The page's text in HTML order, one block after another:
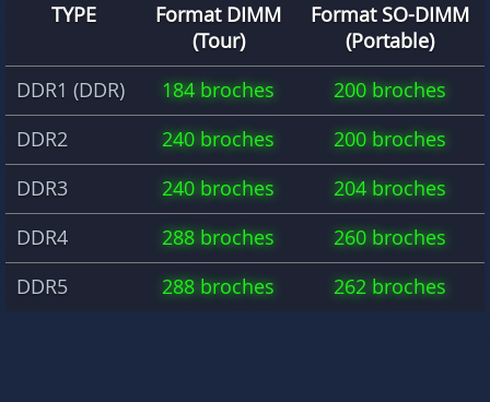
TYPE
Format DIMM
(Tour)
Format SO-DIMM
(Portable)
DDR1 (DDR)
184 broches
200 broches
DDR2
240 broches
200 broches
DDR3
240 broches
204 broches
DDR4
288 broches
260 broches
DDR5
288 broches 262 broches